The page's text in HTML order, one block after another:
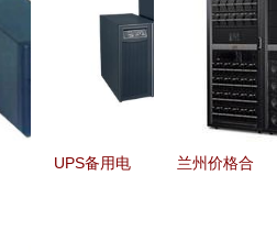
1500VA
UPS电源评
测 品质稳
电保障与数
川现货报价
及产品性能
解析
UPS备用电
兰州价格合